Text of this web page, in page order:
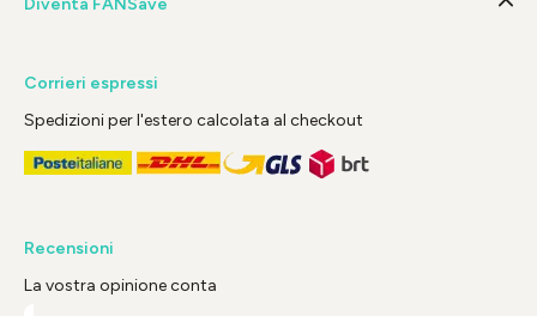
Diventa FANSave
Corrieri espressi
Spedizioni per l'estero calcolata al checkout
Recensioni
La vostra opinione conta